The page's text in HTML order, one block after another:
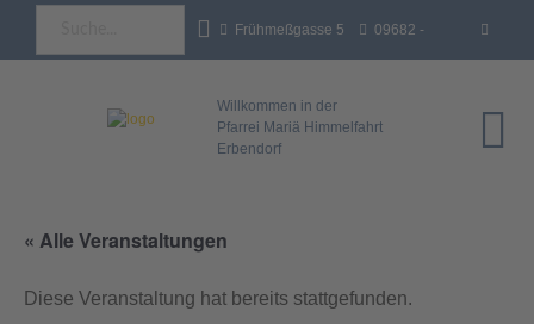
Frühmeßgasse 5 09682 -
erbendorf.de
Willkommen in der
Pfarrei Mariä Himmelfahrt
Erbendorf
« Alle Veranstaltungen
Diese Veranstaltung hat bereits stattgefunden.